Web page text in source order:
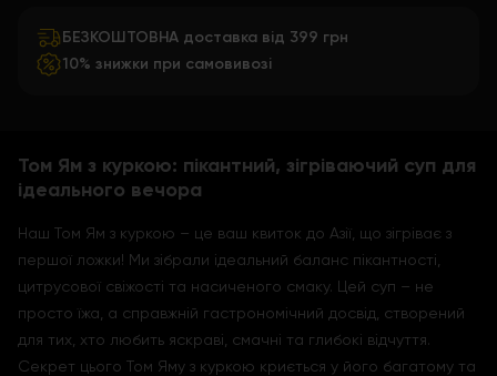
БЕЗКОШТОВНА доставка від 399 грн
10% знижки при самовивозі
Том Ям з куркою: пікантний, зігріваючий суп для
ідеального вечора
Наш Том Ям з куркою – це ваш квиток до Азії, що зігріває з
першої ложки! Ми зібрали ідеальний баланс пікантності,
цитрусової свіжості та насиченого смаку. Цей суп – не
просто їжа, а справжній гастрономічний досвід, створений
для тих, хто любить яскраві, смачні та глибокі відчуття.
Секрет цього Том Яму з куркою криється у його багатому та